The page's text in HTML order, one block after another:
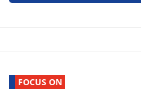
FOCUS ON